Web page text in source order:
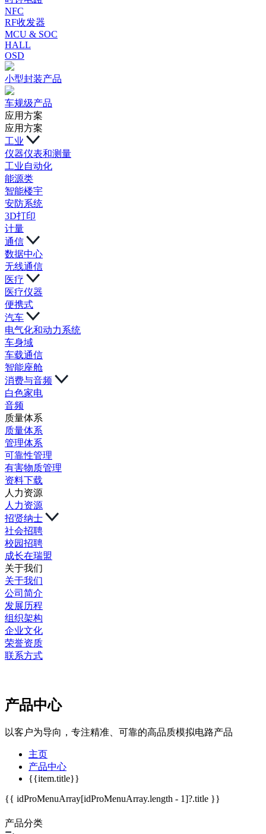
NFC
RF收发器
MCU & SOC
HALL
OSD
小型封装产品
车规级产品
应用方案
应用方案
工业
仪器仪表和测量
工业自动化
能源类
智能楼宇
安防系统
3D打印
计量
通信
数据中心
无线通信
医疗
医疗仪器
便携式
汽车
电气化和动力系统
车身域
车载通信
智能座舱
消费与音频
白色家电
音频
质量体系
质量体系
管理体系
可靠性管理
有害物质管理
资料下载
人力资源
人力资源
招贤纳士
社会招聘
校园招聘
成长在瑞盟
关于我们
关于我们
公司简介
发展历程
组织架构
企业文化
荣誉资质
联系方式
产品中心
以客户为导向，专注精准、可靠的高品质模拟电路产品
主页
产品中心
{{item.title}}
{{ idProMenuArray[idProMenuArray.length - 1]?.title }}
产品分类